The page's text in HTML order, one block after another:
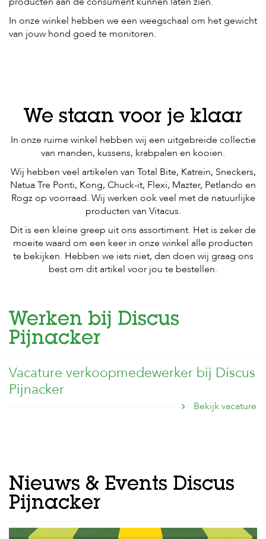
In onze winkel hebben we een weegschaal om het gewicht
van jouw hond goed te monitoren.
We staan voor je klaar
In onze ruime winkel hebben wij een uitgebreide collectie
van manden, kussens, krabpalen en kooien.
Wij hebben veel artikelen van Total Bite, Katrein, Sneckers,
Natua Tre Ponti, Kong, Chuck-it, Flexi, Mazter, Petlando en
Rogz op voorraad. Wij werken ook veel met de natuurlijke
producten van Vitacus.
Dit is een kleine greep uit ons assortiment. Het is zeker de
moeite waard om een keer in onze winkel alle producten
te bekijken. Hebben we iets niet, dan doen wij graag ons
best om dit artikel voor jou te bestellen.
Werken bij Discus
Pijnacker
Vacature verkoopmedewerker bij Discus
Pijnacker
Bekijk vacature
Nieuws & Events Discus
Pijnacker